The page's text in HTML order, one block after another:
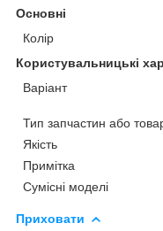
Основні
Колір
Користувальницькі
Варіант
Тип запчастин або
Якість
Примітка
Сумісні моделі
Приховати